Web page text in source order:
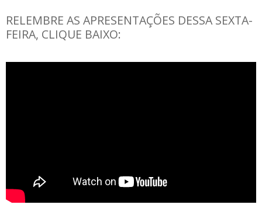
RELEMBRE AS APRESENTAÇÕES DESSA SEXTA-
FEIRA, CLIQUE BAIXO: